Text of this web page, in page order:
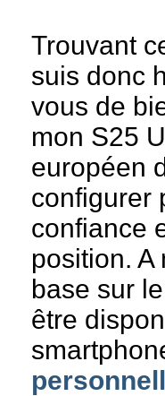
Trouvant
suis donc
vous de
mon S25
européen
configurer
confiance
position.
base sur
être